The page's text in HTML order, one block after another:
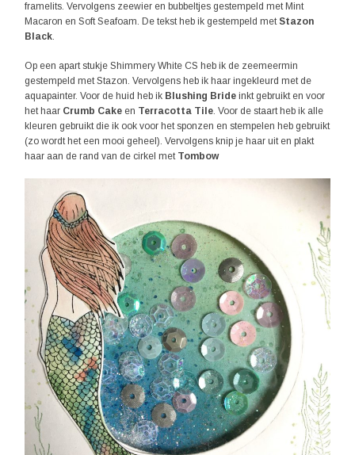
framelits. Vervolgens zeewier en bubbeltjes gestempeld met Mint
Macaron en Soft Seafoam. De tekst heb ik gestempeld met Stazon
Black.
Op een apart stukje Shimmery White CS heb ik de zeemeermin
gestempeld met Stazon. Vervolgens heb ik haar ingekleurd met de
aquapainter. Voor de huid heb ik Blushing Bride inkt gebruikt en voor
het haar Crumb Cake en Terracotta Tile. Voor de staart heb ik alle
kleuren gebruikt die ik ook voor het sponzen en stempelen heb gebruikt
(zo wordt het een mooi geheel). Vervolgens knip je haar uit en plakt
haar aan de rand van de cirkel met Tombow